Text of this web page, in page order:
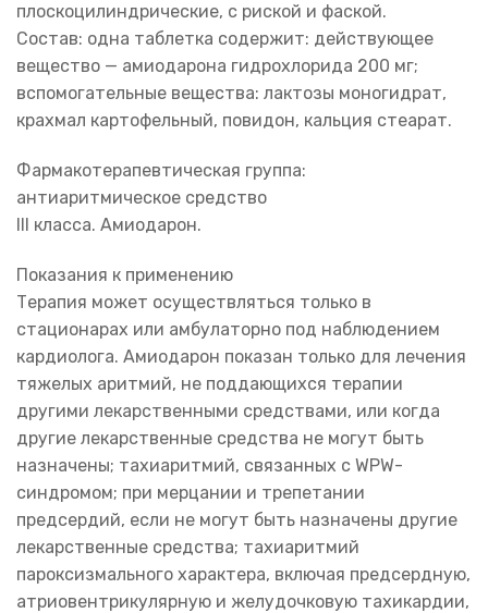
плоскоцилиндрические, с риской и фаской.
Состав: одна таблетка содержит: действующее
вещество — амиодарона гидрохлорида 200 мг;
вспомогательные вещества: лактозы моногидрат,
крахмал картофельный, повидон, кальция стеарат.
Фармакотерапевтическая группа:
антиаритмическое средство
III класса. Амиодарон.
Показания к применению
Терапия может осуществляться только в
стационарах или амбулаторно под наблюдением
кардиолога. Амиодарон показан только для лечения
тяжелых аритмий, не поддающихся терапии
другими лекарственными средствами, или когда
другие лекарственные средства не могут быть
назначены; тахиаритмий, связанных с WPW-
синдромом; при мерцании и трепетании
предсердий, если не могут быть назначены другие
лекарственные средства; тахиаритмий
пароксизмального характера, включая предсердную,
атриовентрикулярную и желудочковую тахикардии,